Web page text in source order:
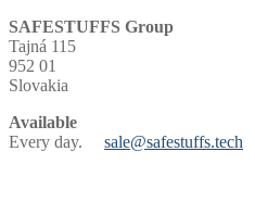
SAFESTUFFS Group
Tajná 115
952 01
Slovakia
Available
Every day. sale@safestuffs.tech